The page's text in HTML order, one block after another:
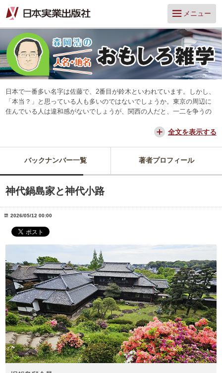
メニュー
日本で一番多い名字は佐藤で、2番目が鈴木といわれています。しかし、
「本当？」と思っている人も多いのではないでしょうか。東京の周辺に
住んでいる人は違和感がないでしょうが、関西の人だと、一二を争うの
交通が便利になって、東京からだと、離島や山中を除いてほとんどの所
思っています。
全文を表示する
バックナンバー一覧 著者プロフィール
神代鍋島家と神代小路
2026/05/12 00:00